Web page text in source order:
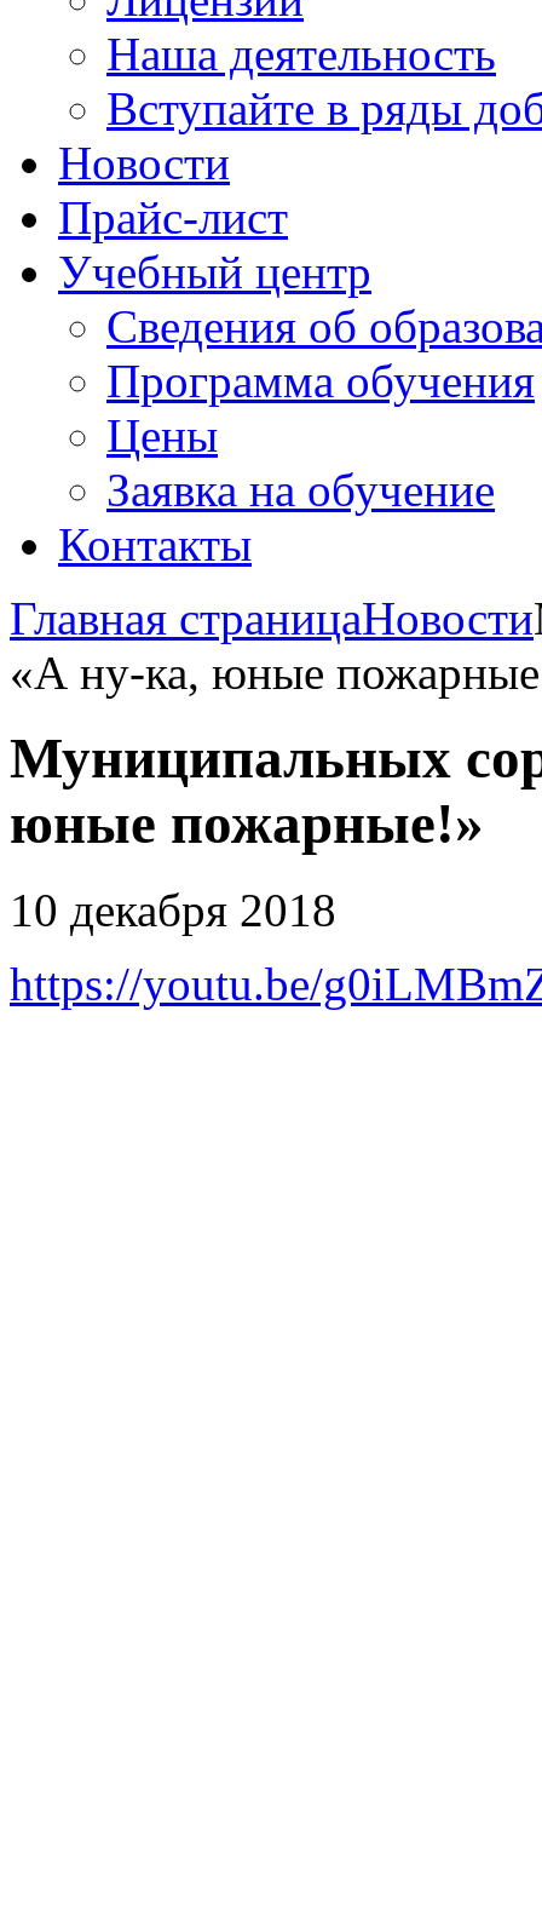
Наша деятельность
Вступайте в ряды
Новости
Прайс-лист
Учебный центр
Сведения об
Программа обучения
Цены
Заявка на обучение
Контакты
Главная страницаНовости
«А ну-ка, юные
Муниципальных
юные пожарные!»
10 декабря 2018
https://youtu.be/